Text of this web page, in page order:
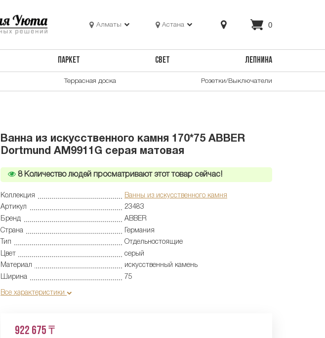
Алматы Астана 0
ПАРКЕТ СВЕТ ЛЕПНИНА
Террасная доска Розетки/Выключатели
Ванна из искусственного камня 170*75 ABBER
Dortmund AM9911G серая матовая
8Количество людей просматривают этот товар сейчас!
Коллекция
Ванны из искусственного камня
Артикул
23483
Бренд
ABBER
Страна
Германия
Тип
Отдельностоящие
Цвет
серый
Материал
искусственный камень
Ширина
75
Все характеристики
922 675 ₸